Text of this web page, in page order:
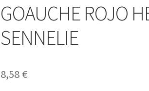
GOAUCHE ROJO
SENNELIE
8,58 €